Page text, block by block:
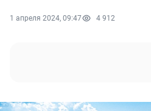
1 апреля 2024, 09:47 4 912